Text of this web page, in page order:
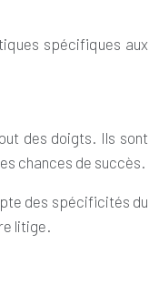
spécifiques aux
des doigts. Ils sont
chances de succès.
des spécificités du
litige.